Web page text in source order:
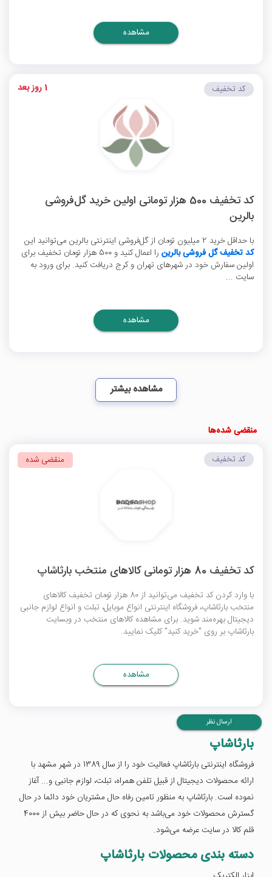
مشاهده
کد تخفیف 500 هزار تومانی اولین خرید گل‌فروشی
بالرین
با حداقل خرید 2 میلیون تومان از گل‌فروشی اینترنتی بالرین می‌توانید این
کد تخفیف گل فروشی بالرین
را اعمال کنید و 500 هزار تومان تخفیف برای
اولین سفارش خود در شهرهای تهران و کرج دریافت کنید. برای ورود به
سایت ...
کد تخفیف 1 روز بعد
مشاهده
مشاهده بیشتر
منقضی شده‌ها
کد تخفیف 80 هزار تومانی کالاهای منتخب بارثاشاپ
با وارد کردن کد تخفیف می‌توانید از 80 هزار تومان تخفیف کالاهای
منتخب بارثاشاپ، فروشگاه اینترنتی انواع موبایل، تبلت و انواع لوازم جانبی
دیجیتال بهره‌مند شوید. برای مشاهده کالاهای منتخب در وبسایت
بارثاشاپ بر روی "خرید کنید" کلیک نمایید.
کد تخفیف منقضی شده
مشاهده
ارسال نظر
بارثاشاپ
فروشگاه اینترنتی بارثاشاپ فعالیت خود را از سال 1389 در شهر مشهد با
ارائه محصولات دیجیتال از قبیل تلفن همراه، تبلت، لوازم جانبی و... آغاز
نموده است. بارثاشاپ به منظور تامین رفاه حال مشتریان خود دائما در حال
گسترش محصولات خود می‌باشد به نحوی که در حال حاضر بیش از 4000
قلم کالا در سایت عرضه می‌شود.
دسته بندی محصولات بارثاشاپ